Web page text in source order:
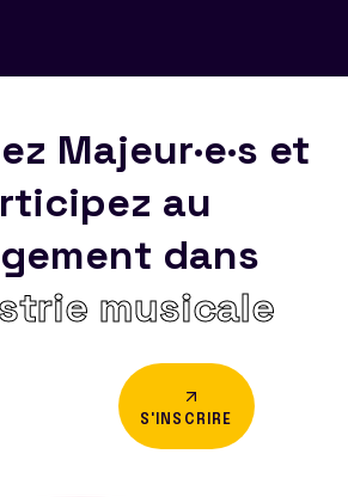
Majeur·e·s et
au
dans
musicale
S'INSCRIRE